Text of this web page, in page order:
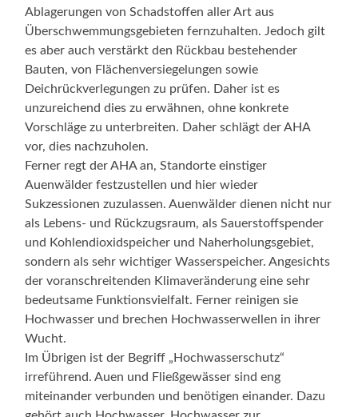
Ablagerungen von Schadstoffen aller Art aus
Überschwemmungsgebieten fernzuhalten. Jedoch gilt
es aber auch verstärkt den Rückbau bestehender
Bauten, von Flächenversiegelungen sowie
Deichrückverlegungen zu prüfen. Daher ist es
unzureichend dies zu erwähnen, ohne konkrete
Vorschläge zu unterbreiten. Daher schlägt der AHA
vor, dies nachzuholen.
Ferner regt der AHA an, Standorte einstiger
Auenwälder festzustellen und hier wieder
Sukzessionen zuzulassen. Auenwälder dienen nicht nur
als Lebens- und Rückzugsraum, als Sauerstoffspender
und Kohlendioxidspeicher und Naherholungsgebiet,
sondern als sehr wichtiger Wasserspeicher. Angesichts
der voranschreitenden Klimaveränderung eine sehr
bedeutsame Funktionsvielfalt. Ferner reinigen sie
Hochwasser und brechen Hochwasserwellen in ihrer
Wucht.
Im Übrigen ist der Begriff „Hochwasserschutz“
irreführend. Auen und Fließgewässer sind eng
miteinander verbunden und benötigen einander. Dazu